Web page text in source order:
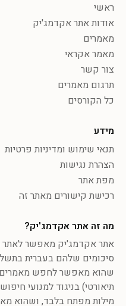
ראשי
אודות אתר אקדמג'יק
מאמרים
מאמר אקראי
צור קשר
תרגום מאמרים
כל הקורסים
מידע
תנאי שימוש ומדיניות פרטיות
הצהרת נגישות
מפת אתר
רכישת קישורים מאתר זה
מה זה אתר אקדמג'יק?
אתר אקדמג'יק מאפשר לאתר
סיכומים שלהם בעברית
שהוא מאפשר לחפש מאמרים
תיאורטי) בניגוד למנועי
מילות מפתח בלבד, ושהוא